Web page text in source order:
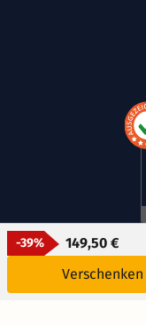
-39% 149,50 €
Verschenken